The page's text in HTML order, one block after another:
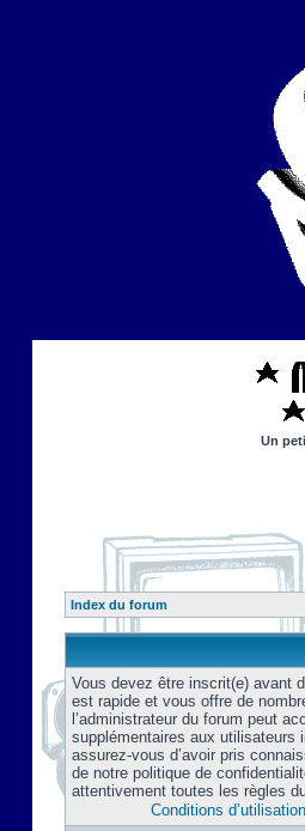
Un
Index du forum
Vous devez être inscrit(e) avant
est rapide et vous offre de
l’administrateur du forum peut
supplémentaires aux utilisateurs
assurez-vous d’avoir pris
de notre politique de
attentivement toutes les règles
Conditions d’utilisation